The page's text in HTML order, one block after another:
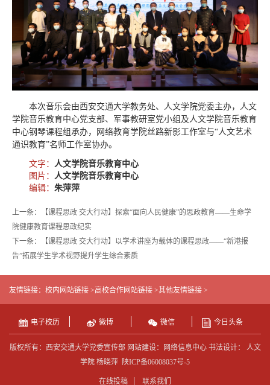
本次音乐会由西安交通大学教务处、人文学院党委主办，人文
学院音乐教育中心党支部、军事教研室党小组及人文学院音乐教育
中心钢琴课程组承办，网络教育学院丝路新影工作室与“人文艺术
通识教育”名师工作室协办。
文字：
人文学院音乐教育中心
图片：
人文学院音乐教育中心
编辑： 朱萍萍
上一条：【课程思政 交大行动】探索“面向人民健康”的思政教育——生命学
院健康教育课程思政纪实
下一条：【课程思政 交大行动】以学术讲座为载体的课程思政——“新港报
告”拓展学生学术视野提升学生综合素质
友情链接： 校内网站链接 >高校合作网站链接 >其他友情链接 >
电子校历 微博 微信 今日头条
版权所有：西安交通大学党委宣传部 网站建设：网络信息中心 书法设计： 人文
学院 杨晓萍 陕ICP备06008037号-5
在线投稿 联系我们